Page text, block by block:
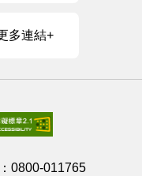
多連結+
0800-011765